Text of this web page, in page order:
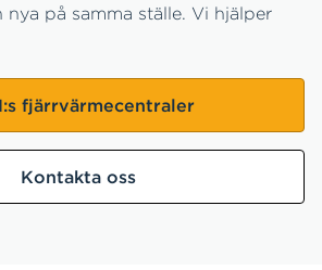
nya på samma ställe. Vi hjälper
fjärrvärmecentraler
Kontakta oss